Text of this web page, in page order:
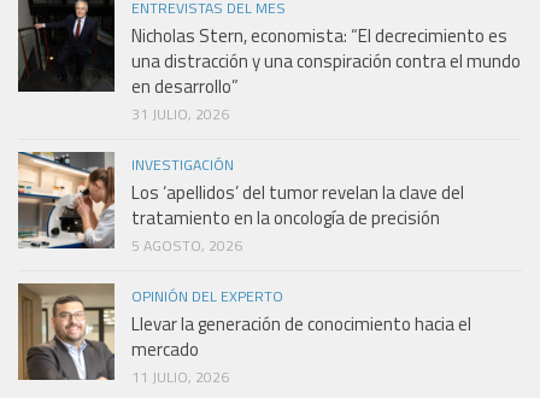
ENTREVISTAS DEL MES
Nicholas Stern, economista: “El decrecimiento es
una distracción y una conspiración contra el mundo
en desarrollo”
31 JULIO, 2026
INVESTIGACIÓN
Los ‘apellidos’ del tumor revelan la clave del
tratamiento en la oncología de precisión
5 AGOSTO, 2026
OPINIÓN DEL EXPERTO
Llevar la generación de conocimiento hacia el
mercado
11 JULIO, 2026